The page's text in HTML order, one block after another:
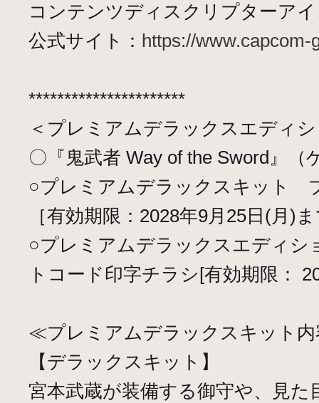
コンテンツディスクリプターア
公式サイト： https://
**********************
＜プレミアムデラックスエディ
〇『鬼武者 Way of the Sword』（
○プレミアムデラックスキット
［有効期限：2028年9月25日(月)
○プレミアムデラックスエディ
トコード印字チラシ[有効期限：
≪プレミアムデラックスキット
【デラックスキット】
宮本武蔵が装備する御守や、見